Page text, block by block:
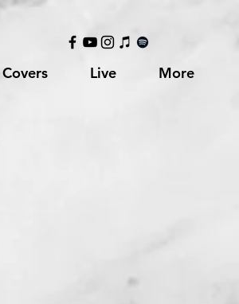
Covers Live More